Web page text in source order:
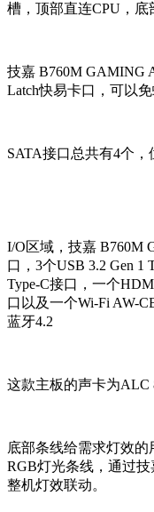
槽，顶部直连CPU，底
技嘉 B760M GAMING
Latch快易卡口，可以免
SATA接口总共有4个，
I/O区域，技嘉 B760M
口，3个USB 3.2 Gen 1
Type-C接口，一个
口以及一个Wi-Fi AW-
蓝牙4.2
这款主板的声卡为ALC
底部条线给需求灯效
RGB灯光条线，通过
整机灯效联动。